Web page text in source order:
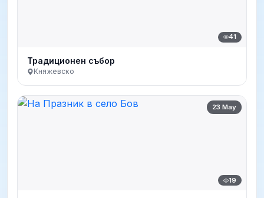
41
Традиционен събор
Княжевско
23 May
19